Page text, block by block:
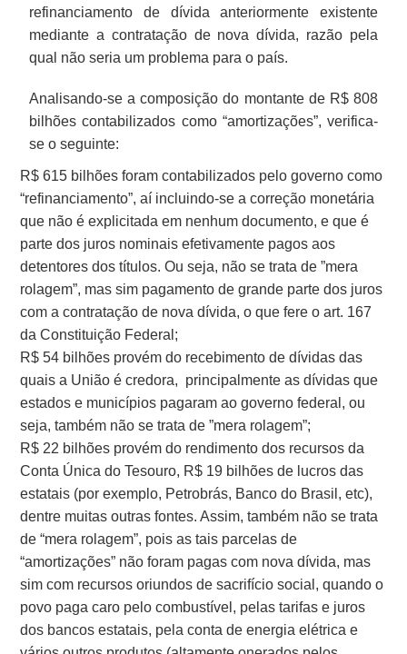
refinanciamento de dívida anteriormente existente
mediante a contratação de nova dívida, razão pela
qual não seria um problema para o país.
Analisando-se a composição do montante de R$ 808
bilhões contabilizados como “amortizações”, verifica-
se o seguinte:
R$ 615 bilhões foram contabilizados pelo governo como
“refinanciamento”, aí incluindo-se a correção monetária
que não é explicitada em nenhum documento, e que é
parte dos juros nominais efetivamente pagos aos
detentores dos títulos. Ou seja, não se trata de ”mera
rolagem”, mas sim pagamento de grande parte dos juros
com a contratação de nova dívida, o que fere o art. 167
da Constituição Federal;
R$ 54 bilhões provém do recebimento de dívidas das
quais a União é credora, principalmente as dívidas que
estados e municípios pagaram ao governo federal, ou
seja, também não se trata de ”mera rolagem”;
R$ 22 bilhões provém do rendimento dos recursos da
Conta Única do Tesouro, R$ 19 bilhões de lucros das
estatais (por exemplo, Petrobrás, Banco do Brasil, etc),
dentre muitas outras fontes. Assim, também não se trata
de “mera rolagem”, pois as tais parcelas de
“amortizações” não foram pagas com nova dívida, mas
sim com recursos oriundos de sacrifício social, quando o
povo paga caro pelo combustível, pelas tarifas e juros
dos bancos estatais, pela conta de energia elétrica e